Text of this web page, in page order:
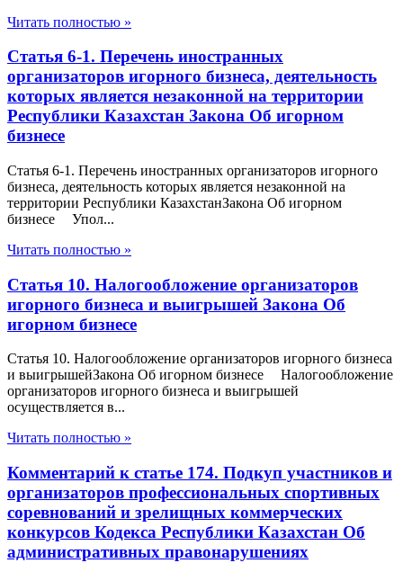
Читать полностью »
Статья 6-1. Перечень иностранных
организаторов игорного бизнеса, деятельность
которых является незаконной на территории
Республики Казахстан Закона Об игорном
бизнесе
Статья 6-1. Перечень иностранных организаторов игорного
бизнеса, деятельность которых является незаконной на
территории Республики КазахстанЗакона Об игорном
бизнесе Упол...
Читать полностью »
Статья 10. Налогообложение организаторов
игорного бизнеса и выигрышей Закона Об
игорном бизнесе
Статья 10. Налогообложение организаторов игорного бизнеса
и выигрышейЗакона Об игорном бизнесе Налогообложение
организаторов игорного бизнеса и выигрышей
осуществляется в...
Читать полностью »
Комментарий к статье 174. Подкуп участников и
организаторов профессиональных спортивных
соревнований и зрелищных коммерческих
конкурсов Кодекса Республики Казахстан Об
административных правонарушениях